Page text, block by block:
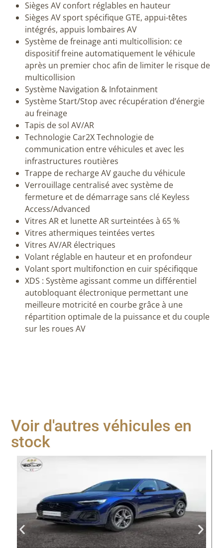
Sièges AV confort réglables en hauteur
Sièges AV sport spécifique GTE, appui-têtes
intégrés, appuis lombaires AV
Système de freinage anti multicollision: ce
dispositif freine automatiquement le véhicule
après un premier choc afin de limiter le risque de
multicollision
Système Navigation & Infotainment
Système Start/Stop avec récupération d’énergie
au freinage
Tapis de sol AV/AR
Technologie Car2X Technologie de
communication entre véhicules et avec les
infrastructures routières
Trappe de recharge AV gauche du véhicule
Verrouillage centralisé avec système de
fermeture et de démarrage sans clé Keyless
Access/Advanced
Vitres AR et lunette AR surteintées à 65 %
Vitres athermiques teintées vertes
Vitres AV/AR électriques
Volant réglable en hauteur et en profondeur
Volant sport multifonction en cuir spécifiqque
XDS : Système agissant comme un différentiel
autobloquant électronique permettant une
meilleure motricité en courbe grâce à une
répartition optimale de la puissance et du couple
sur les roues AV
Voir d'autres véhicules en
stock